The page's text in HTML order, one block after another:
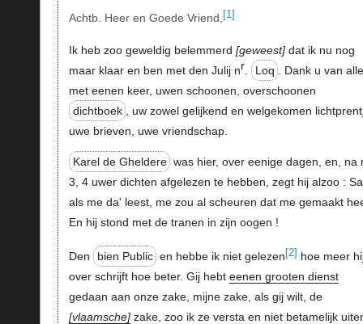
Achtb. Heer en Goede Vriend, [1]
Ik heb zoo geweldig belemmerd geweest dat ik nu nog
maar klaar en ben met den Julij nr Loq
. Dank u van
met eenen keer, uwen schoonen, overschoonen
dichtboek
, uw zowel gelijkend en welgekomen
uwe brieven, uwe vriendschap.
Karel de Gheldere was hier, over eenige dagen, en, na
3, 4 uwer dichten afgelezen te hebben, zegt hij alzoo :
als me da' leest, me zou al scheuren dat me gemaakt
En hij stond met de tranen in zijn oogen !
Den bien Public en hebbe ik niet gelezen [2] hoe meer
over schrijft hoe beter. Gij hebt eenen grooten dienst
gedaan aan onze zake, mijne zake, als gij wilt, de
vlaamsche zake, zoo ik ze versta en niet betamelijk